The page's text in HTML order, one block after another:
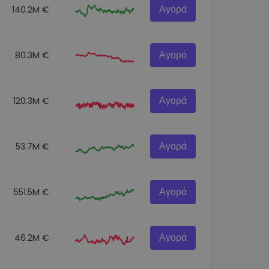
140.2M € Αγορά
80.3M € Αγορά
120.3M € Αγορά
53.7M € Αγορά
551.5M € Αγορά
46.2M € Αγορά